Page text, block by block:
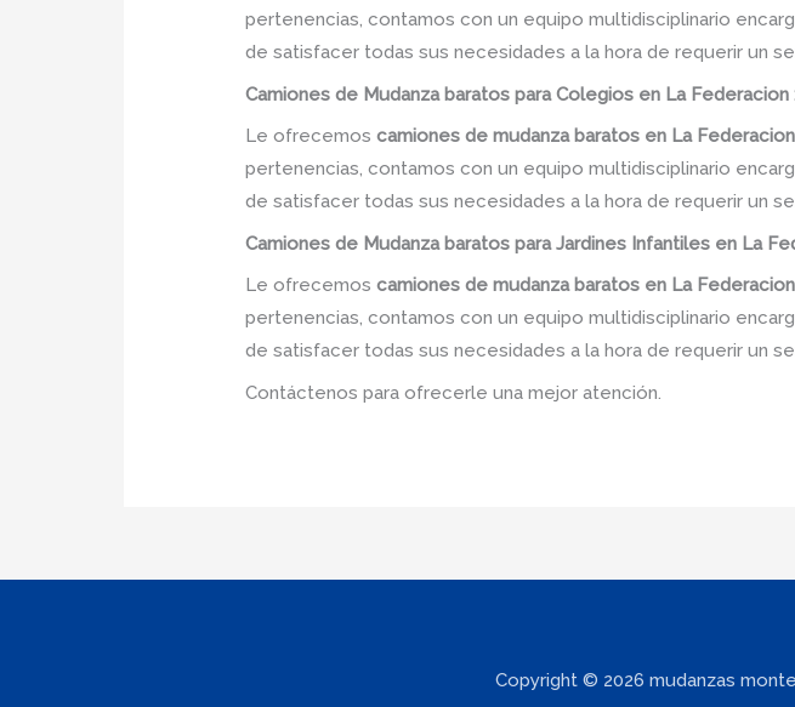
pertenencias, contamos con un equipo multidisciplinario
de satisfacer todas sus necesidades a la hora de requerir un
Camiones de Mudanza baratos para Colegios en La Federacion
Le ofrecemoscamiones de mudanza baratos en La Federacion
pertenencias, contamos con un equipo multidisciplinario
de satisfacer todas sus necesidades a la hora de requerir un
Camiones de Mudanza baratospara Jardines Infantiles en La
Le ofrecemoscamiones de mudanza baratos en La Federacion
pertenencias, contamos con un equipo multidisciplinario
de satisfacer todas sus necesidades a la hora de requerir un
Contáctenos para ofrecerle una mejor atención.
Copyright © 2026 mudanzas